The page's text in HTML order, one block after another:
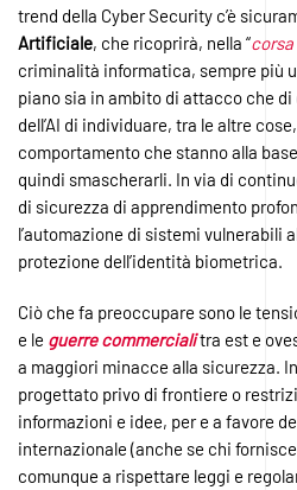
trend della Cyber Security c’è
Artificiale, che ricoprirà, nella “
criminalità informatica, sempre più
piano sia in ambito di attacco che
dell’AI di individuare, tra le altre
comportamento che stanno alla
quindi smascherarli. In via di
di sicurezza di apprendimento
l’automazione di sistemi vulnerabili
protezione dell’identità biometrica.
Ciò che fa preoccupare sono le
e le guerre commercialitra est e
a maggiori minacce alla sicurezza.
progettato privo di frontiere o
informazioni e idee, per e a favore
internazionale (anche se chi
comunque a rispettare leggi e